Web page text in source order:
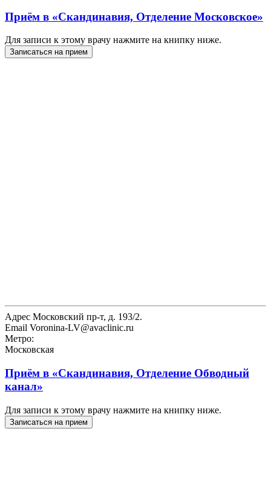
Приём в «Скандинавия, Отделение Московское»
Для записи к этому врачу нажмите на книпку ниже.
Записаться на прием
Адрес Московский пр-т, д. 193/2.
Email Voronina-LV@avaclinic.ru
Метро:
Московская
Приём в «Скандинавия, Отделение Обводный
канал»
Для записи к этому врачу нажмите на книпку ниже.
Записаться на прием